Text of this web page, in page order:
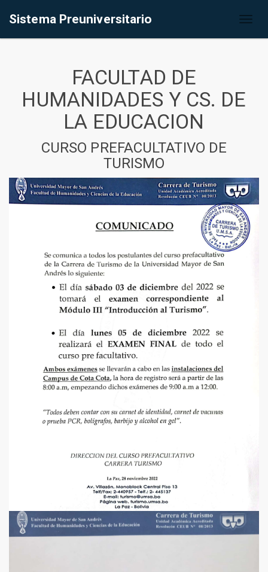
Sistema Preuniversitario
FACULTAD DE
HUMANIDADES Y CS. DE
LA EDUCACION
CURSO PREFACULTATIVO DE
TURISMO